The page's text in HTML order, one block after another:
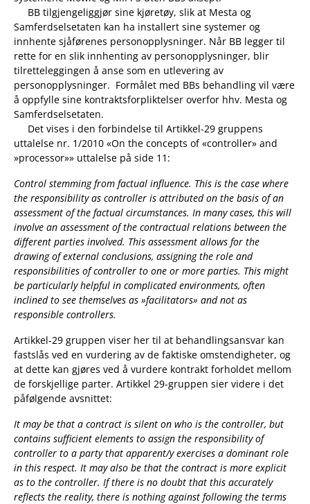
BB tilgjengeliggjør sine kjøretøy, slik at Mesta og
Samferdselsetaten kan ha installert sine systemer og
innhente sjåførenes personopplysninger. Når BB legger til
rette for en slik innhenting av personopplysninger, blir
tilretteleggingen å anse som en utlevering av
personopplysninger. Formålet med BBs behandling vil være
å oppfylle sine kontraktsforpliktelser overfor hhv. Mesta og
Samferdselsetaten.
Det vises i den forbindelse til Artikkel-29 gruppens
uttalelse nr. 1/2010 «On the concepts of «controller» and
»processor»» uttalelse på side 11:
Control stemming from factual influence. This is the case where
the responsibility as controller is attributed on the basis of an
assessment of the factual circumstances. In many cases, this will
involve an assessment of the contractual relations between the
different parties involved. This assessment allows for the
drawing of external conclusions, assigning the role and
responsibilities of controller to one or more parties. This might
be particularly helpful in complicated environments, often
inclined to see themselves as »facilitators» and not as
responsible controllers.
Artikkel-29 gruppen viser her til at behandlingsansvar kan
fastslås ved en vurdering av de faktiske omstendigheter, og
at dette kan gjøres ved å vurdere kontrakt forholdet mellom
de forskjellige parter. Artikkel 29-gruppen sier videre i det
påfølgende avsnittet:
It may be that a contract is silent on who is the controller, but
contains sufficient elements to assign the responsibility of
controller to a party that apparent/y exercises a dominant role
in this respect. It may also be that the contract is more explicit
as to the controller. If there is no doubt that this accurately
reflects the reality, there is nothing against following the terms